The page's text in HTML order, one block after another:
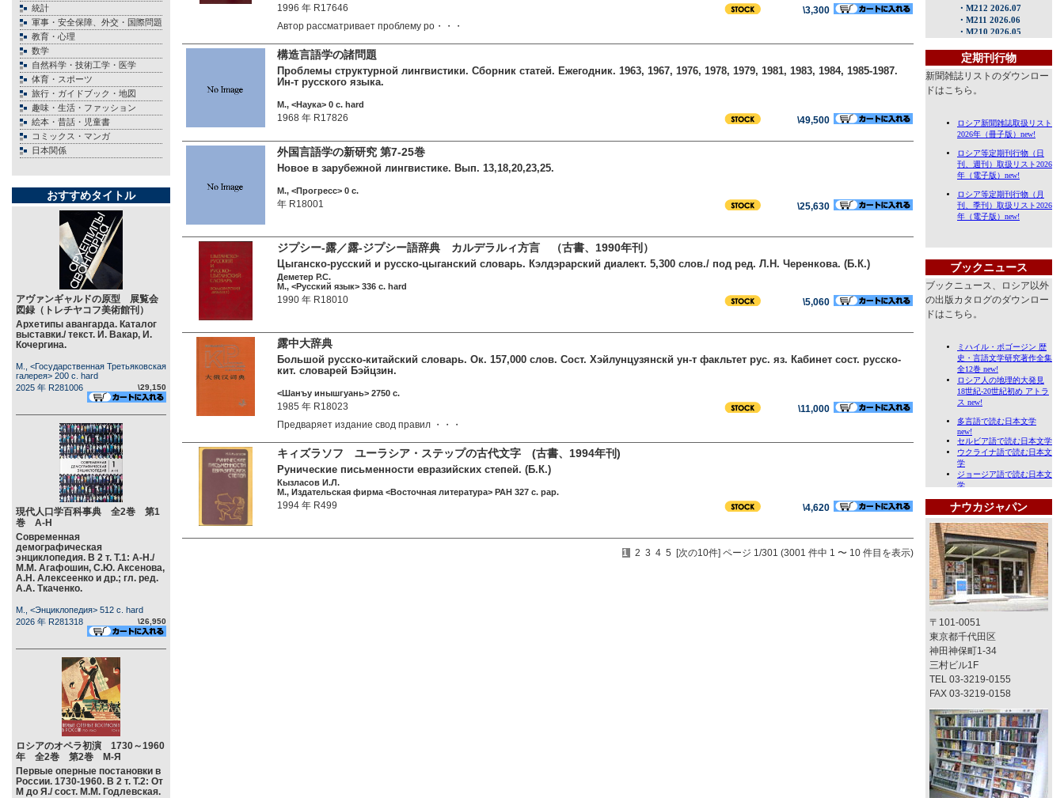
統計
軍事・安全保障、外交・国際問題
教育・心理
数学
自然科学・技術工学・医学
体育・スポーツ
旅行・ガイドブック・地図
趣味・生活・ファッション
絵本・昔話・児童書
コミックス・マンガ
日本関係
おすすめタイトル
アヴァンギャルドの原型 展覧会
図録（トレチヤコフ美術館刊）
Архетипы авангарда. Каталог
выставки./ текст. И. Вакар, И.
Кочергина.
М., <Государственная Третьяковская
галерея> 200 c. hard
2025 年 R281006
\29,150
現代人口学百科事典 全2巻 第1
巻 А-Н
Современная
демографическая
энциклопедия. В 2 т. Т.1: А-Н./
М.М. Агафошин, С.Ю. Аксенова,
А.Н. Алексеенко и др.; гл. ред.
А.А. Ткаченко.
М., <Энциклопедия> 512 c. hard
2026 年 R281318
\26,950
ロシアのオペラ初演 1730～1960
年 全2巻 第2巻 М-Я
Первые оперные постановки в
России. 1730-1960. В 2 т. Т.2: От
М до Я./ сост. М.М. Годлевская.
1996 年 R17646
\3,300
Автор рассматривает проблему ро・・・
構造言語学の諸問題
Проблемы структурной лингвистики. Сборник статей. Ежегодник. 1963, 1967, 1976, 1978, 1979, 1981, 1983, 1984, 1985-1987.
Ин-т русского языка.
М., <Наука> 0 c. hard
1968 年 R17826 \49,500
外国言語学の新研究 第7-25巻
Новое в зарубежной лингвистике. Вып. 13,18,20,23,25.
М., <Прогресс> 0 c.
年 R18001 \25,630
ジプシー-露／露-ジプシー語辞典 カルデラルィ方言 （古書、1990年刊）
Цыганско-русский и русско-цыганский словарь. Кэлдэрарский диалект. 5,300 слов./ под ред. Л.Н. Черенкова. (Б.К.)
Деметер Р.С.
М., <Русский язык> 336 c. hard
1990 年 R18010 \5,060
露中大辞典
Большой русско-китайский словарь. Ок. 157,000 слов. Сост. Хэйлунцузянскй ун-т факльтет рус. яз. Кабинет сост. русско-
кит. словарей Бэйцзин.
<Шанъу инышгуань> 2750 c.
1985 年 R18023
\11,000
Предваряет издание свод правил ・・・
キィズラソフ ユーラシア・ステップの古代文字 (古書、1994年刊)
Рунические письменности евразийских степей. (Б.К.)
Кызласов И.Л.
М., Издательская фирма <Восточная литература> РАН 327 c. pap.
1994 年 R499 \4,620
1 2 3 4 5 [次の10件] ページ 1/301 (3001 件中 1 〜 10 件目を表示)
定期刊行物
新聞雑誌リストのダウンロー
ドはこちら。
ブックニュース
ブックニュース、ロシア以外
の出版カタログのダウンロー
ドはこちら。
ナウカジャパン
〒101-0051
東京都千代田区
神田神保町1-34
三村ビル1F
TEL 03-3219-0155
FAX 03-3219-0158